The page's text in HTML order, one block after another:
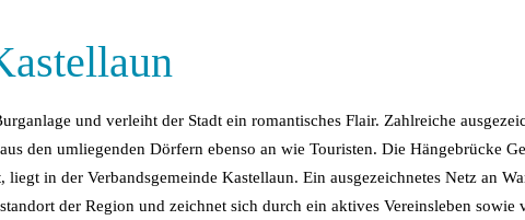
und verleiht der Stadt ein romantisches Flair. Zahlreiche
den umliegenden Dörfern ebenso an wie Touristen. Die Hängebrücke
in der Verbandsgemeinde Kastellaun. Ein ausgezeichnetes Netz an
der Region und zeichnet sich durch ein aktives Vereinsleben sowie